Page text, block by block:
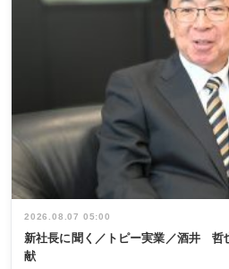
2026.08.07 05:00
新社長に聞く／トピー実業／酒井 哲
献